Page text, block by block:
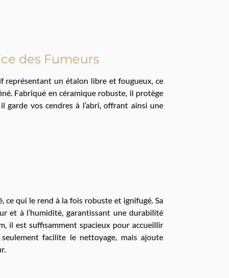
des Fumeurs
représentant un étalon libre et fougueux, ce
Fabriqué en céramique robuste, il protège
garde vos cendres à l’abri, offrant ainsi une
qui le rend à la fois robuste et ignifugé. Sa
et à l’humidité, garantissant une durabilité
il est suffisamment spacieux pour accueillir
facilite le nettoyage, mais ajoute